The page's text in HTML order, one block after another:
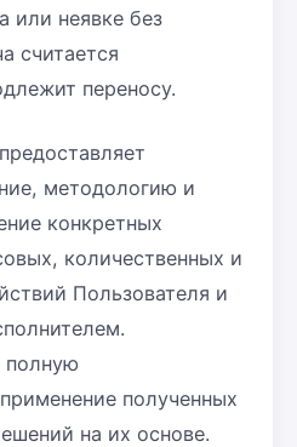
или неявке без
считается
переносу.
методологию и
конкретных
количественных и
Пользователя и
полную
полученных
на их основе.